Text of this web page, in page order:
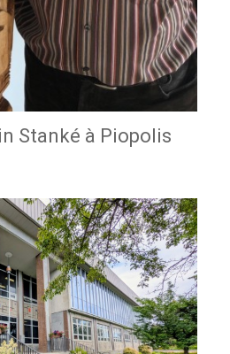
Stanké à Piopolis